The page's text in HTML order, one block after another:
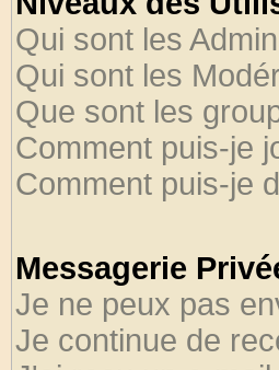
Qui sont les
Qui sont les
Que sont les
Comment puis-je
Comment puis-je
Messagerie
Je ne peux pas
Je continue de